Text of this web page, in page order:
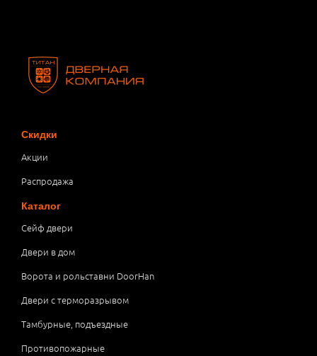
Скидки
Акции
Распродажа
Каталог
Сейф двери
Двери в дом
Ворота и рольставни DoorHan
Двери с терморазрывом
Тамбурные, подъездные
Противопожарные